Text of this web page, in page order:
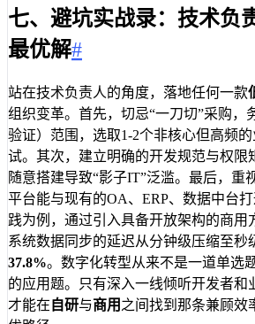
七、避坑实战录：技术负
最优解#
站在技术负责人的角度，落地任何一款
组织变革。首先，切忌“一刀切”采购，
验证）范围，选取1-2个非核心但高频
试。其次，建立明确的开发规范与权限
随意搭建导致“影子IT”泛滥。最后，重
平台能与现有的OA、ERP、数据中台
践为例，通过引入具备开放架构的商用
系统数据同步的延迟从分钟级压缩至秒
37.8%。数字化转型从来不是一道单选
的应用题。只有深入一线倾听开发者和
才能在 自研与商用 之间找到那条兼顾效